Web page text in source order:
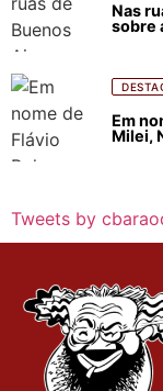
Nas
sobre
Em
Milei,
Tweets by